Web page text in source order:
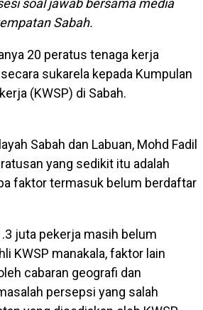
Sabah.
20 peratus tenaga kerja
sukarela kepada Kumpulan
(KWSP) di Sabah.
Sabah dan Labuan, Mohd Fadil
yang sedikit itu adalah
faktor termasuk belum berdaftar
juta pekerja masih belum
KWSP manakala, faktor lain
cabaran geografi dan
persepsi yang salah